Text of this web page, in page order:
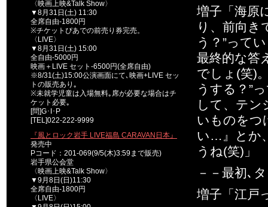
〈映画上映&Talk Show〉
▼8月31日(土) 11:30
全席自由-1800円
※チケットぴあでの前売り券完売。
〈LIVE〉
▼8月31日(土) 15:00
全自由-5000円
映画＋LIVE セット-6500円(全席自由)
※8/31(土)15:00公演画面にて､映画+LIVE セッ
トの販売あり｡
※未就学児童は入場無料｡席が必要な場合はチ
ケット必要｡
[問]G･I･P
[TEL]022-222-9999
『風とロック岩手 LIVE福島 CARAVAN日本』
発売中
Pコード：201-069(9/5(木)3:59まで販売)
岩手県公会堂
〈映画上映&Talk Show〉
▼9月8日(日)11:30
全席自由-1800円
〈LIVE〉
増子「海原
り、前向き
う？”って
最終的な答
でしょ(笑)
うする？”
して、テン
いものをつ
い…』とか
うね(笑)」
－－最初､
増子「江戸